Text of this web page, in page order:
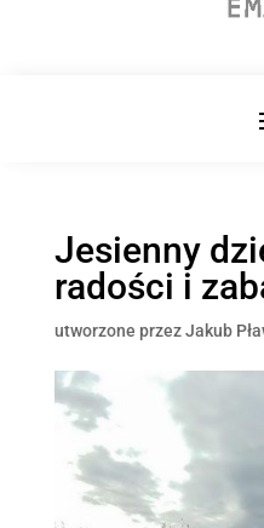
Jesienny
radości i
utworzone przezJakub